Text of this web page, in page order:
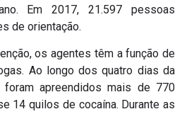
Em 2017, 21.597 pessoas
de orientação.
os agentes têm a função de
Ao longo dos quatro dias da
foram apreendidos mais de 770
14 quilos de cocaína. Durante as